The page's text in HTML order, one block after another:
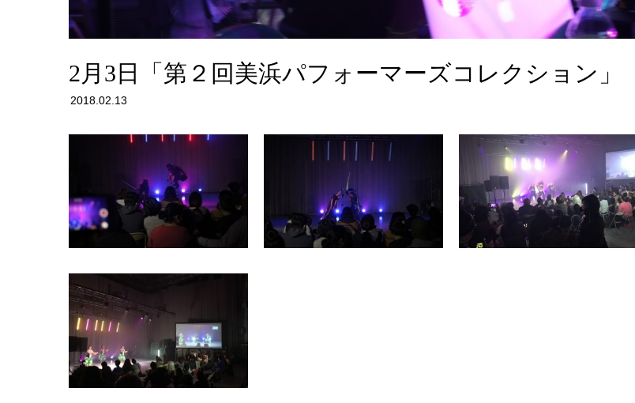
2月3日「第２回美浜パフォーマーズコレクション」
2018.02.13